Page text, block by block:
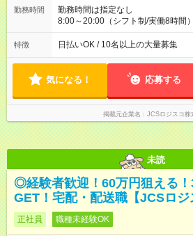
勤務時間
勤務時間は指定なし
8:00～20:00（シフト制/実働8時間
は週4も有り） ※配達状況によっ
案件により多少の前後あり ※配達
特徴 日払いOK / 10名以上の大量募集
気になる！ 応募する
掲載元企業名 JCSロジスコ株
未読
◎経験者歓迎！60万円狙える
GET！宅配・配送職【JCSロジ
正社員 職種未経験OK